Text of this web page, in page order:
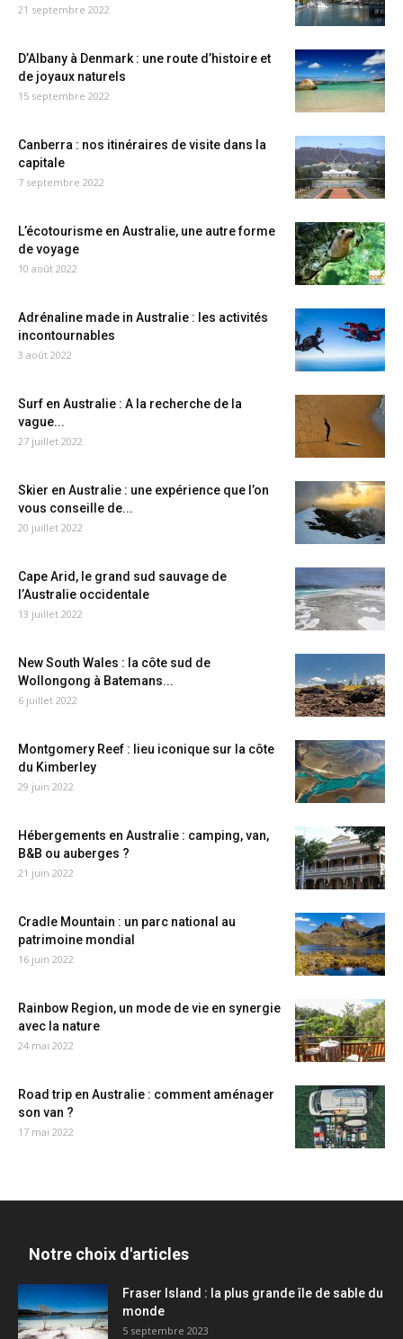
21 septembre 2022
D’Albany à Denmark : une route d’histoire et
de joyaux naturels
15 septembre 2022
Canberra : nos itinéraires de visite dans la
capitale
7 septembre 2022
L’écotourisme en Australie, une autre forme
de voyage
10 août 2022
Adrénaline made in Australie : les activités
incontournables
3 août 2022
Surf en Australie : A la recherche de la
vague...
27 juillet 2022
Skier en Australie : une expérience que l’on
vous conseille de...
20 juillet 2022
Cape Arid, le grand sud sauvage de
l’Australie occidentale
13 juillet 2022
New South Wales : la côte sud de
Wollongong à Batemans...
6 juillet 2022
Montgomery Reef : lieu iconique sur la côte
du Kimberley
29 juin 2022
Hébergements en Australie : camping, van,
B&B ou auberges ?
21 juin 2022
Cradle Mountain : un parc national au
patrimoine mondial
16 juin 2022
Rainbow Region, un mode de vie en synergie
avec la nature
24 mai 2022
Road trip en Australie : comment aménager
son van ?
17 mai 2022
Notre choix d'articles
Fraser Island : la plus grande île de sable du
monde
5 septembre 2023